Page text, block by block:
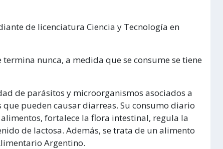
de licenciatura Ciencia y Tecnología en
nunca, a medida que se consume se tiene
de parásitos y microorganismos asociados a
pueden causar diarreas. Su consumo diario
fortalece la flora intestinal, regula la
de lactosa. Además, se trata de un alimento
Argentino.